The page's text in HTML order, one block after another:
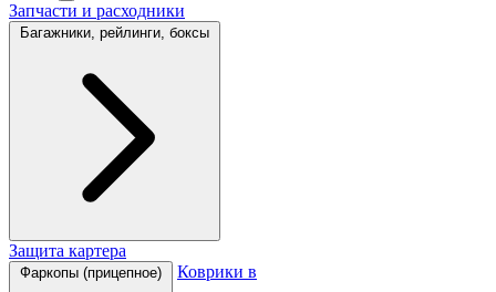
Запчасти и расходники
Багажники, рейлинги, боксы
Защита картера
Фаркопы (прицепное) Коврики в